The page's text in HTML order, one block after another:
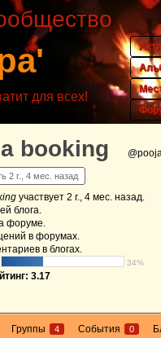
для всех!
booking
2 г., 4 мес. назад
участвует 2 г., 4 мес. назад.
блога.
форуме.
в форумах.
в блогах.
34%
3.17
Группы 4 События 0